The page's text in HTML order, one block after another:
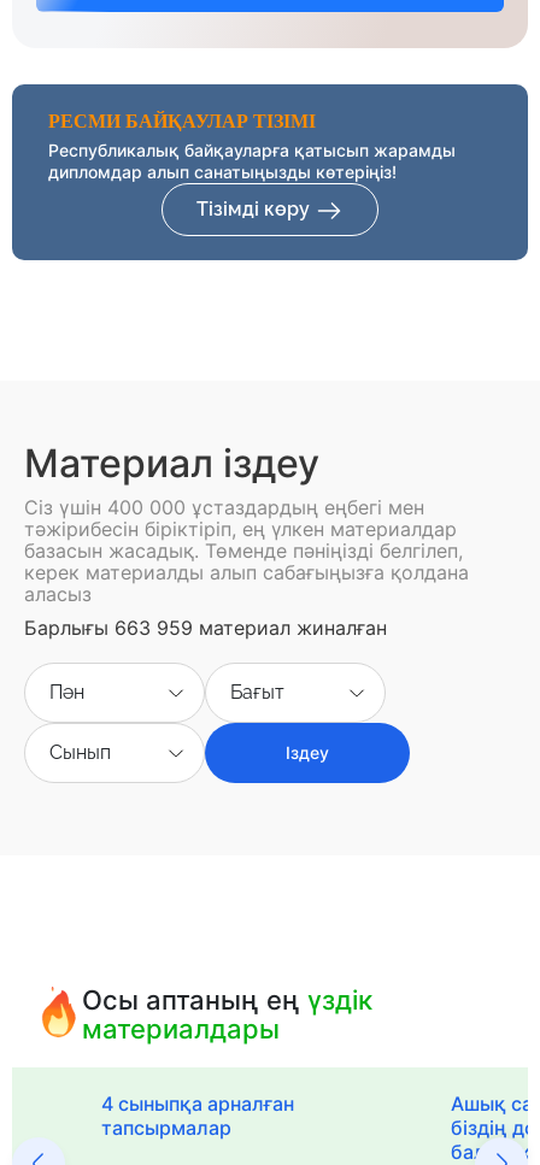
РЕСМИ БАЙҚАУЛАР ТІЗІМІ
Республикалық байқауларға қатысып жарамды
дипломдар алып санатыңызды көтеріңіз!
Тізімді көру
Материал іздеу
Сіз үшін 400 000 ұстаздардың еңбегі мен
тәжірибесін біріктіріп, ең үлкен материалдар
базасын жасадық. Төменде пәніңізді белгілеп,
керек материалды алып сабағыңызға қолдана
аласыз
Барлығы 663 959 материал жиналған
Пән Бағыт
Сынып Іздеу
Осы аптаның еңүздік
материалдары
4 сыныпқа арналған
тапсырмалар
Ашық
біздің